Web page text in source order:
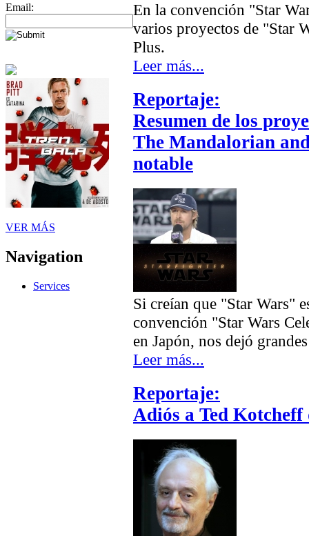
Email:
VER MÁS
Navigation
Services
En la convención "Star
varios proyectos de "Star
Plus.
Leer más...
Reportaje:
Resumen de los
The Mandalorian
notable
Si creían que "Star Wars"
convención "Star Wars
en Japón, nos dejó
Leer más...
Reportaje:
Adiós a Ted